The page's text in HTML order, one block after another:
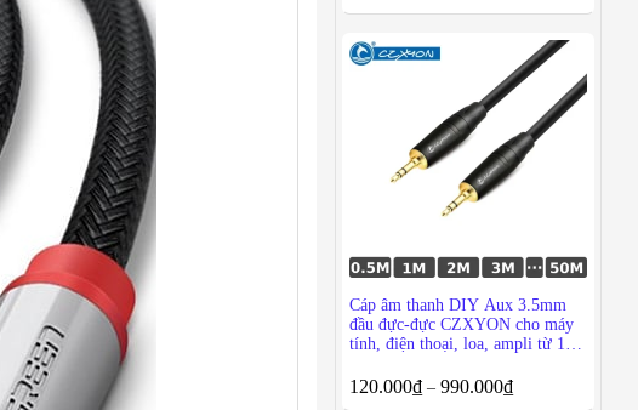
Cáp âm thanh DIY Aux 3.5mm
đầu đực-đực CZXYON cho máy
tính, điện thoại, loa, ampli từ 1m
120.000₫ –990.000₫